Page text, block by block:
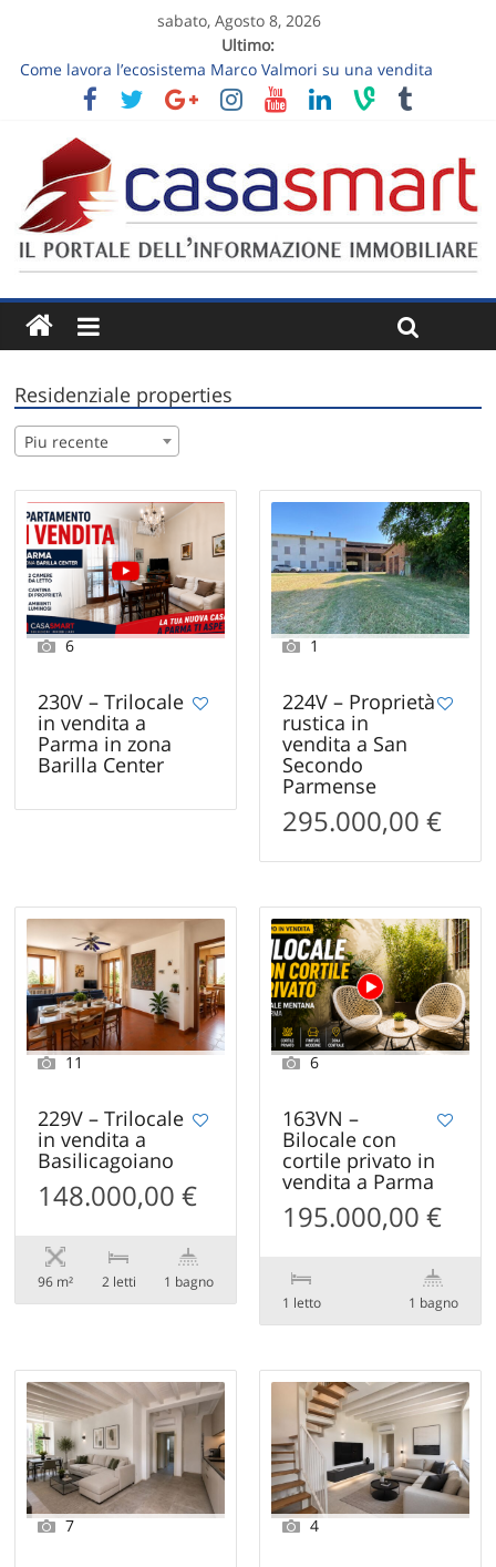
sabato, Agosto 8, 2026
Ultimo:
Come lavora l’ecosistema Marco Valmori su una vendita
residenziale
Vendere un appartamento al piano terra: luce, privacy e
giardino senza slogan
Vendere una casa ereditata: decisioni da prendere prima
dell’annuncio
Follow-up dopo la visita immobiliare: trasformare “ci
pensiamo” in un prossimo passo
Sette domande per valutare la qualità di una consulenza
Residenziale properties
Piu recente
6
230V – Trilocale
in vendita a
Parma in zona
Barilla Center
1
224V – Proprietà
rustica in
vendita a San
Secondo
Parmense
295.000,00 €
11
229V – Trilocale
in vendita a
Basilicagoiano
148.000,00 €
96 m² 2 letti 1 bagno
6
163VN –
Bilocale con
cortile privato in
vendita a Parma
195.000,00 €
1 letto 1 bagno
7 4